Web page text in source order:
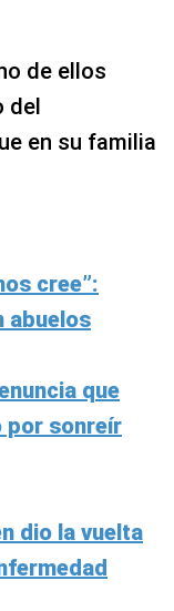
de ellos
del
en su familia
cree”:
abuelos
que
por sonreír
dio la vuelta